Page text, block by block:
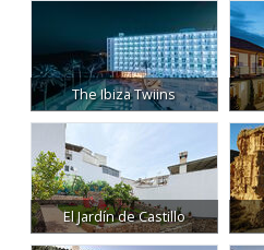
The Ibiza Twiins
El Jardín de Castillo